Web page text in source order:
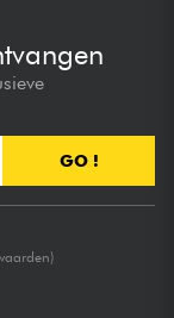
GO !